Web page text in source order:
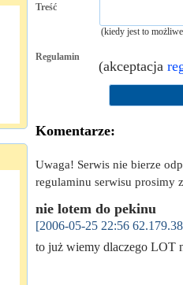
Treść
(kiedy jest to
Regulamin
(akceptacja
Komentarze:
Uwaga! Serwis nie bierze
regulaminu serwisu prosimy
nie lotem do pekinu
[2006-05-25 22:56
to już wiemy dlaczego LOT